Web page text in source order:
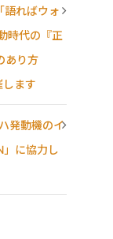
語ればウォ
時代の『正
あり方
ます
発動機のイ
」に協力し